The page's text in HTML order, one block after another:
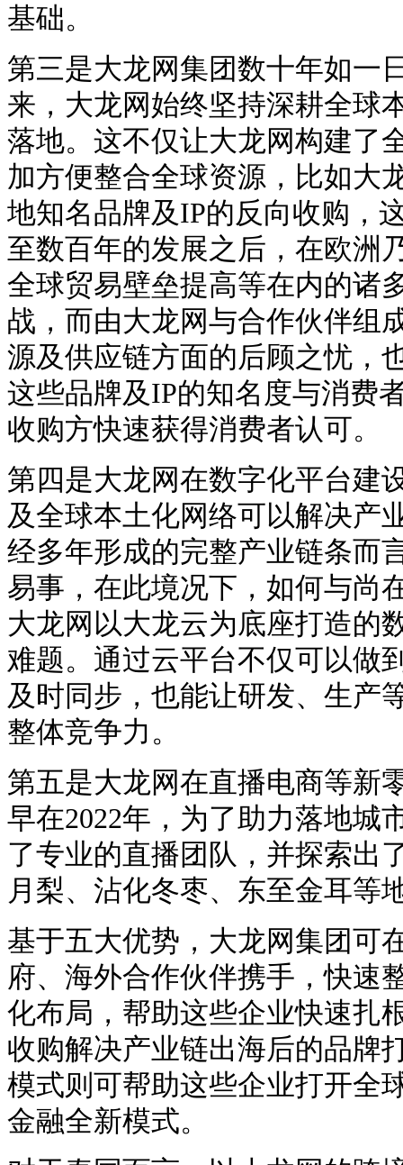
基础。
第三是大龙网集团数十年如一
来，大龙网始终坚持深耕全球
落地。这不仅让大龙网构建了
加方便整合全球资源，比如大
地知名品牌及 IP的反向收购，
至数百年的发展之后，在欧洲
全球贸易壁垒提高等在内的诸
战，而由大龙网与合作伙伴组
源及供应链方面的后顾之忧，
这些品牌及IP的知名度与消费
收购方快速获得消费者认可。
第四是大龙网在数字化平台建
及全球本土化网络可以解决产
经多年形成的完整产业链条而
易事，在此境况下，如何与尚
大龙网以大龙云为底座打造的
难题。通过云平台不仅可以做
及时同步，也能让研发、生产
整体竞争力。
第五是大龙网在直播电商等新
早在2022年，为了助力落地城
了专业的直播团队，并探索出
月梨、沾化冬枣、东至金耳等
基于五大优势，大龙网集团可
府、海外合作伙伴携手，快速
化布局，帮助这些企业快速扎
收购解决产业链出海后的品牌
模式则可帮助这些企业打开全
金融全新模式。